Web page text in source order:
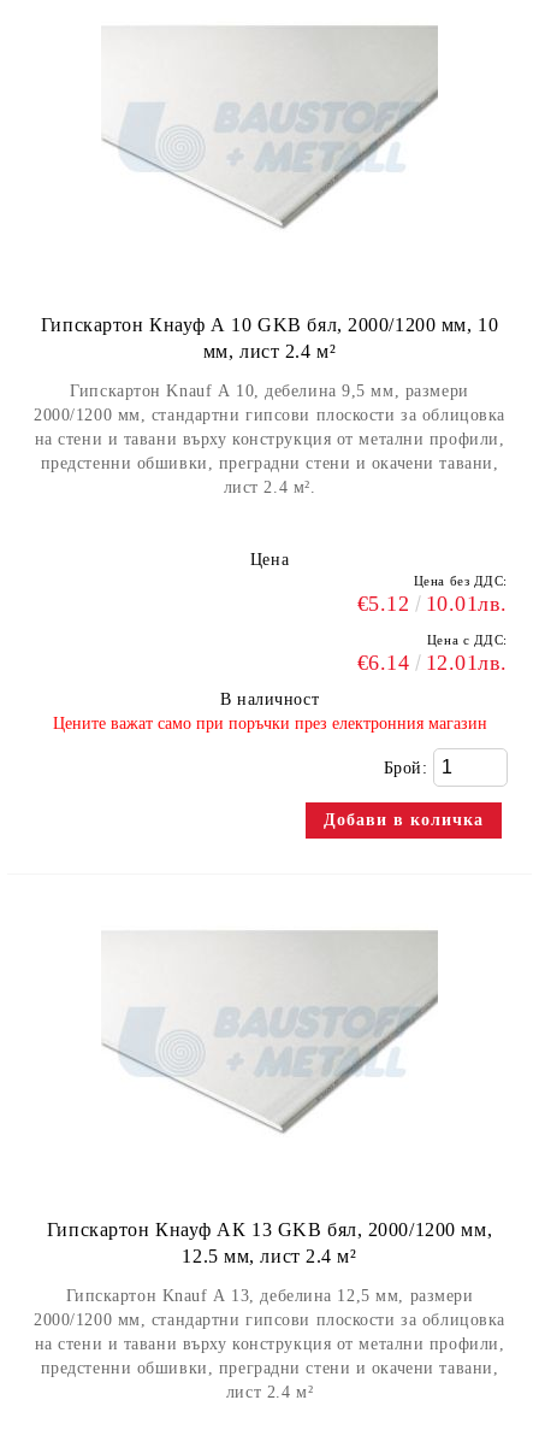
Гипскартон Кнауф А 10 GKB бял, 2000/1200 мм, 10
мм, лист 2.4 м²
Гипскартон Knauf А 10, дебелина 9,5 мм, размери
2000/1200 мм, стандартни гипсови плоскости за облицовка
на стени и тавани върху конструкция от метални профили,
предстенни обшивки, преградни стени и окачени тавани,
лист 2.4 м².
Цена
Цена без ДДС:
€5.12 10.01лв.
Цена с ДДС:
€6.14 12.01лв.
В наличност
​Цените важат само при поръчки през електронния магазин
Брой:
Гипскартон Кнауф АК 13 GKB бял, 2000/1200 мм,
12.5 мм, лист 2.4 м²
Гипскартон Knauf А 13, дебелина 12,5 мм, размери
2000/1200 мм, стандартни гипсови плоскости за облицовка
на стени и тавани върху конструкция от метални профили,
предстенни обшивки, преградни стени и окачени тавани,
лист 2.4 м²